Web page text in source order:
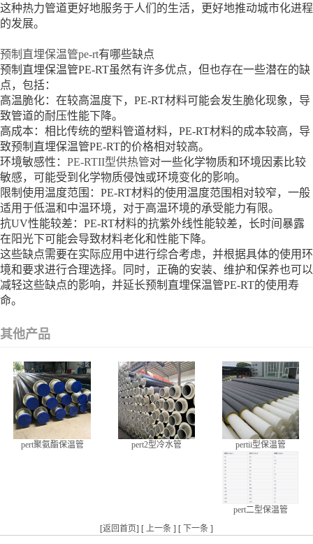
这种热力管道更好地服务于人们的生活，更好地推动城市化进程
的发展。
预制直埋保温管pe-rt有哪些缺点
预制直埋保温管PE-RT虽然有许多优点，但也存在一些潜在的缺
点，包括：
高温脆化：在较高温度下，PE-RT材料可能会发生脆化现象，导
致管道的耐压性能下降。
高成本：相比传统的塑料管道材料，PE-RT材料的成本较高，导
致预制直埋保温管PE-RT的价格相对较高。
环境敏感性： PE-RTII型供热管对一些化学物质和环境因素比较
敏感，可能受到化学物质侵蚀或环境变化的影响。
限制使用温度范围：PE-RT材料的使用温度范围相对较窄，一般
适用于低温和中温环境，对于高温环境的承受能力有限。
抗UV性能较差：PE-RT材料的抗紫外线性能较差，长时间暴露
在阳光下可能会导致材料老化和性能下降。
这些缺点需要在实际应用中进行综合考虑，并根据具体的使用环
境和要求进行合理选择。同时，正确的安装、维护和保养也可以
减轻这些缺点的影响，并延长预制直埋保温管PE-RT的使用寿
命。
其他产品
pert聚氨酯保温管 pert2型冷水管 pertii型保温管
pert二型保温管
[返回首页] [ 上一条 ] [ 下一条 ]